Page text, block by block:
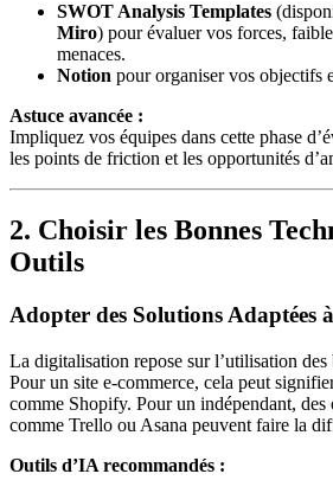
SWOT Analysis Templates
Miro) pour évaluer vos forces,
menaces.
Notion pour organiser vos objectifs
Astuce avancée :
Impliquez vos équipes dans cette phase
les points de friction et les opportunités
2. Choisir les Bonnes
Outils
Adopter des Solutions Adaptées
La digitalisation repose sur l’utilisation des
Pour un site e-commerce, cela peut
comme Shopify. Pour un indépendant,
comme Trello ou Asana peuvent faire la
Outils d’IA recommandés :